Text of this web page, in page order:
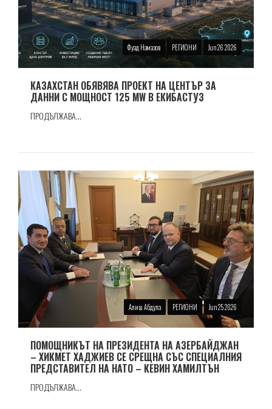
Фуад Намазов РЕГИОНИ Jun 26 2026
КАЗАХСТАН ОБЯВЯВА ПРОЕКТ НА ЦЕНТЪР ЗА
ДАННИ С МОЩНОСТ 125 MW В ЕКИБАСТУЗ
ПРОДЪЛЖАВА...
Алиш Абдула РЕГИОНИ Jun 25 2026
ПОМОЩНИКЪТ НА ПРЕЗИДЕНТА НА АЗЕРБАЙДЖАН
– ХИКМЕТ ХАДЖИЕВ СЕ СРЕЩНА СЪС СПЕЦИАЛНИЯ
ПРЕДСТАВИТЕЛ НА НАТО – КЕВИН ХАМИЛТЪН
ПРОДЪЛЖАВА...